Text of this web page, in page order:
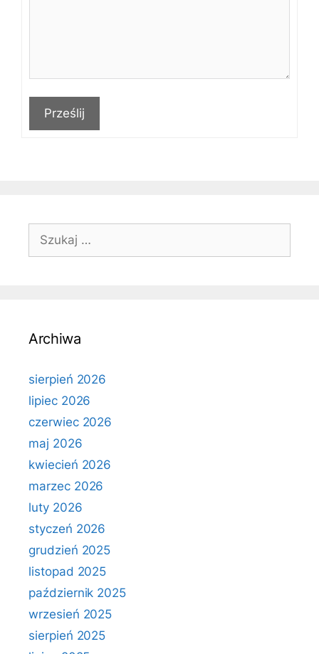
Prześlij
Szukaj:
Archiwa
sierpień 2026
lipiec 2026
czerwiec 2026
maj 2026
kwiecień 2026
marzec 2026
luty 2026
styczeń 2026
grudzień 2025
listopad 2025
październik 2025
wrzesień 2025
sierpień 2025